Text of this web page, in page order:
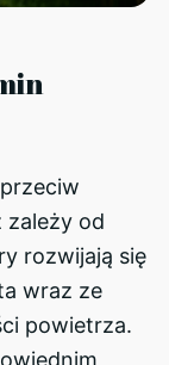
zależy od
rozwijają się
wraz ze
powietrza.